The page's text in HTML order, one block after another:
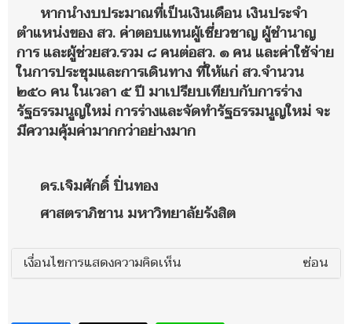
หากนำงบประมาณที่เป็นเงินเดือน เงินประจำ
ตำแหน่งของ สว. ค่าตอบแทนผู้เชี่ยวชาญ ผู้ชำนาญ
การ และผู้ช่วยสว.รวม ๘ คนต่อสว. ๑ คน และค่าใช้จ่าย
ในการประชุมและการเดินทาง ที่ให้แก่ สว.จำนวน
๒๕๐ คน ในเวลา ๕ ปี มาเปรียบเทียบกับการร่าง
รัฐธรรมนูญใหม่ การร่างและจัดทำรัฐธรรมนูญใหม่ จะ
มีความคุ้มค่ามากกว่าอย่างมาก
ดร.เจิมศักดิ์ ปิ่นทอง
ศาสตราภิชาน มหาวิทยาลัยรังสิต
เงื่อนไขการแสดงความคิดเห็น ซ่อน